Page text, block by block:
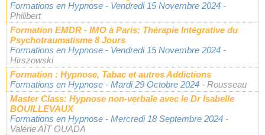
Formations en Hypnose - Vendredi 15 Novembre 2024 -
Philibert
Formation EMDR - IMO à Paris: Thérapie Intégrative du
Psychotraumatisme 8 Jours
Formations en Hypnose - Vendredi 15 Novembre 2024 -
Hirszowski
Formation : Hypnose, Tabac et autres Addictions
Formations en Hypnose - Mardi 29 Octobre 2024 - Rousseau
Master Class: Hypnose non-verbale avec le Dr Isabelle
BOUILLEVAUX
Formations en Hypnose - Mercredi 18 Septembre 2024 -
Valérie AÏT OUADA